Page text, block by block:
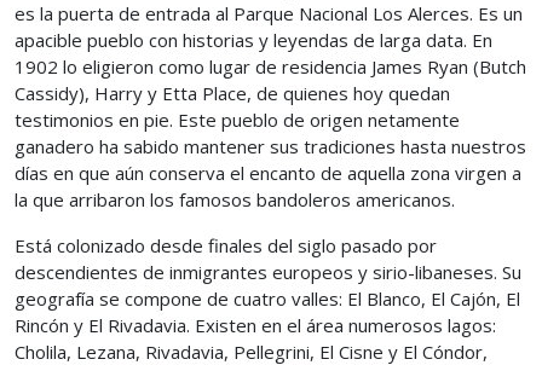
es la puerta de entrada al Parque Nacional Los Alerces. Es un
apacible pueblo con historias y leyendas de larga data. En
1902 lo eligieron como lugar de residencia James Ryan (Butch
Cassidy), Harry y Etta Place, de quienes hoy quedan
testimonios en pie. Este pueblo de origen netamente
ganadero ha sabido mantener sus tradiciones hasta nuestros
días en que aún conserva el encanto de aquella zona virgen a
la que arribaron los famosos bandoleros americanos.
Está colonizado desde finales del siglo pasado por
descendientes de inmigrantes europeos y sirio-libaneses. Su
geografía se compone de cuatro valles: El Blanco, El Cajón, El
Rincón y El Rivadavia. Existen en el área numerosos lagos:
Cholila, Lezana, Rivadavia, Pellegrini, El Cisne y El Cóndor,